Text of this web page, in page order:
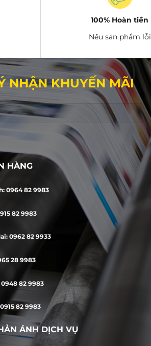
100% Hoàn tiền
Nếu sản phẩm lỗi
NHẬN KHUYẾN MÃI
HÀNG
0964 82 9983
82 9983
0962 82 9933
28 9983
0948 82 9983
82 9983
ÁNH DỊCH VỤ